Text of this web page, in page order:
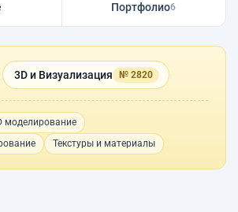
Портфолио6
3D и Визуализация № 2820
моделирование
Текстуры и материалы